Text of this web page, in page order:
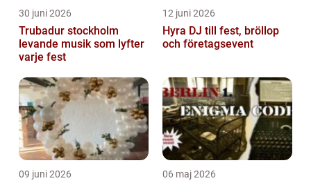
30 juni 2026
Trubadur stockholm
levande musik som lyfter
varje fest
12 juni 2026
Hyra DJ till fest, bröllop
och företagsevent
09 juni 2026 06 maj 2026